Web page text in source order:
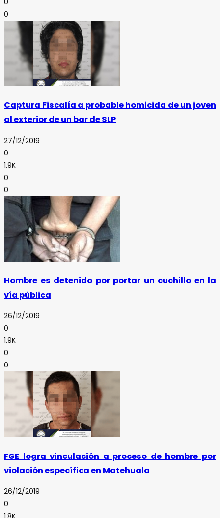
0
Captura Fiscalía a probable homicida de un joven
al exterior de un bar de SLP
27/12/2019
0
1.9K
0
0
Hombre es detenido por portar un cuchillo en la
vía pública
26/12/2019
0
1.9K
0
0
FGE logra vinculación a proceso de hombre por
violación específica en Matehuala
26/12/2019
0